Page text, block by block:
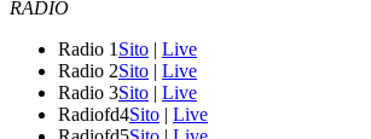
RADIO
Radio 1 Sito | Live
Radio 2Sito | Live
Radio 3Sito | Live
Radiofd4Sito | Live